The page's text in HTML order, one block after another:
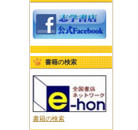
書籍の検索
書籍の検索